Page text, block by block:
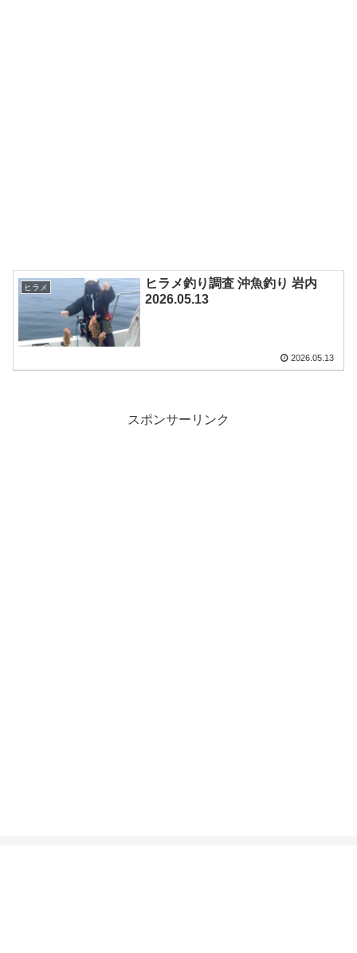
ヒラメ
ヒラメ釣り調査 沖魚釣り 岩内
2026.05.13
2026.05.13
スポンサーリンク